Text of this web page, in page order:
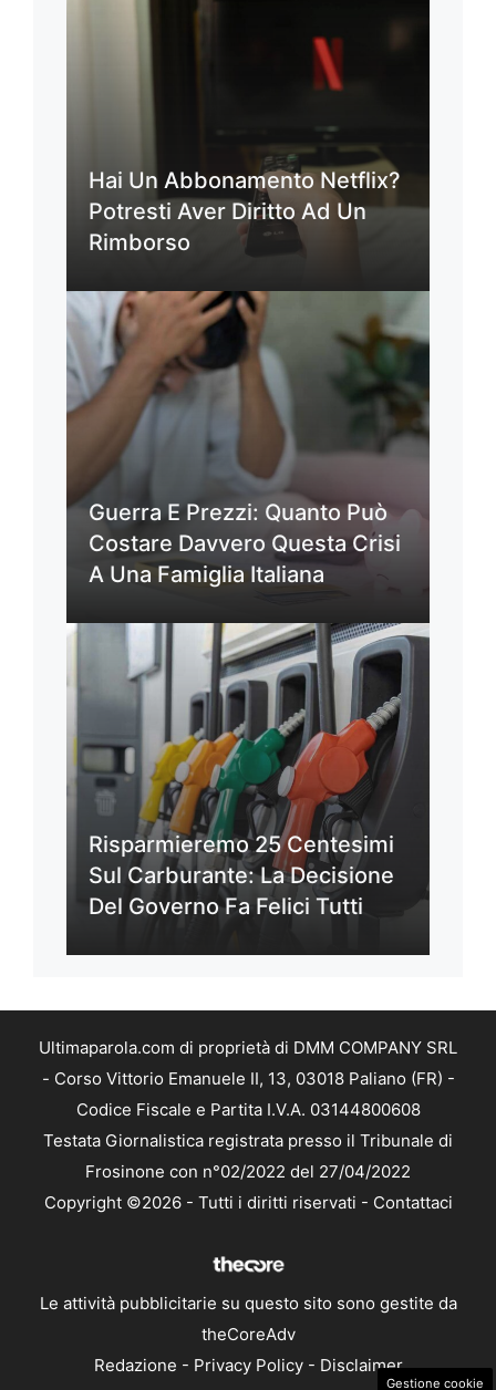
Hai Un Abbonamento Netflix?
Potresti Aver Diritto Ad Un
Rimborso
Guerra E Prezzi: Quanto Può
Costare Davvero Questa Crisi
A Una Famiglia Italiana
Risparmieremo 25 Centesimi
Sul Carburante: La Decisione
Del Governo Fa Felici Tutti
Ultimaparola.com di proprietà di DMM COMPANY SRL
- Corso Vittorio Emanuele II, 13, 03018 Paliano (FR) -
Codice Fiscale e Partita I.V.A. 03144800608
Testata Giornalistica registrata presso il Tribunale di
Frosinone con n°02/2022 del 27/04/2022
Copyright ©2026 - Tutti i diritti riservati - Contattaci
Le attività pubblicitarie su questo sito sono gestite da
theCoreAdv
Redazione - Privacy Policy- Disclaimer
Gestione cookie